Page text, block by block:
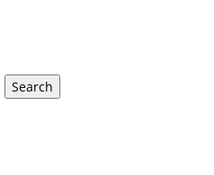
Search